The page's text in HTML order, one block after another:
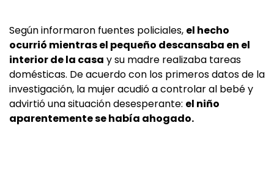
Según informaron fuentes policiales, el hecho
ocurrió mientras el pequeño descansaba en el
interior de la casa y su madre realizaba tareas
domésticas. De acuerdo con los primeros datos de la
investigación, la mujer acudió a controlar al bebé y
advirtió una situación desesperante: el niño
aparentemente se había ahogado.